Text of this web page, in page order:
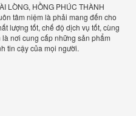
LÒNG, HỒNG PHÚC THÀNH
tâm niệm là phải mang đến cho
lượng tốt, chế độ dịch vụ tốt, cùng
nơi cung cấp những sản phẩm
tin cậy của mọi người.